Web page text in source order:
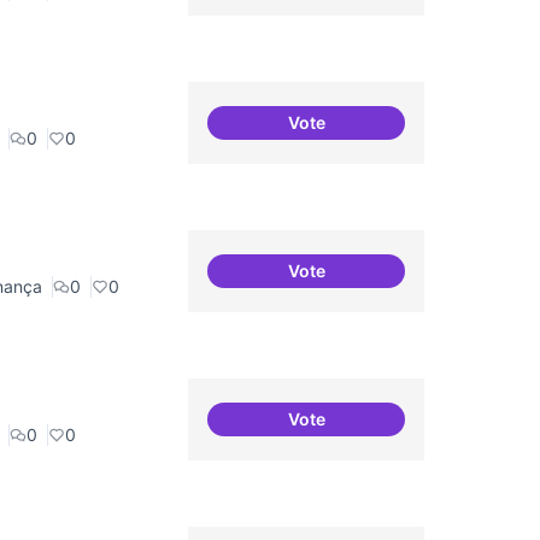
0 0
VoteBar obert i dinamitzat
0 0
VoteGovernança oberta i
0 0
VoteFestival feminisme digital